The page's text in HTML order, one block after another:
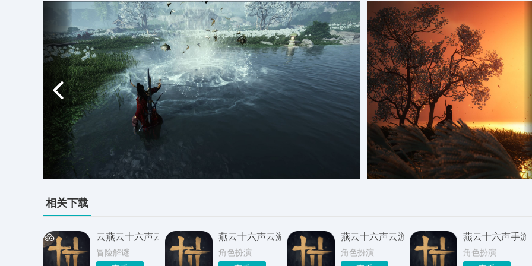
相关下载
云燕云十六声云游戏版
冒险解谜
燕云十六声云游戏免费版
角色扮演
燕云十六声云游戏免费入口
角色扮演
燕云十六声手游
角色扮演